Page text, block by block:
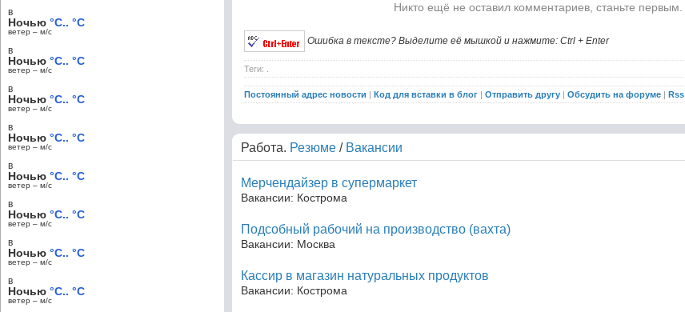
Никто ещё не оставил комментариев, станьте первым.
Ошибка в тексте? Выделите её мышкой и нажмите: Ctrl + Enter
Теги: .
Постоянный адрес новости | Код для вставки в блог | Отправить другу | Обсудить на форуме | Rss
Работа. Резюме / Вакансии
Мерчендайзер в супермаркет
Вакансии: Кострома
Подсобный рабочий на производство (вахта)
Вакансии: Москва
Кассир в магазин натуральных продуктов
Вакансии: Кострома
в
Ночью °C.. °C
ветер – м/c
в
Ночью °C.. °C
ветер – м/c
в
Ночью °C.. °C
ветер – м/c
в
Ночью °C.. °C
ветер – м/c
в
Ночью °C.. °C
ветер – м/c
в
Ночью °C.. °C
ветер – м/c
в
Ночью °C.. °C
ветер – м/c
в
Ночью °C.. °C
ветер – м/c